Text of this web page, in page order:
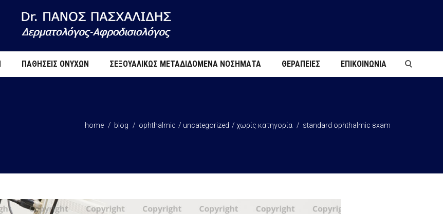
ΠΑΘΉΣΕΙΣ ΟΝΎΧΩΝ ΣΕΞΟΥΑΛΙΚΏΣ ΜΕΤΑΔΙΔΌΜΕΝΑ ΝΟΣΉΜΑΤΑ ΘΕΡΑΠΕΙΕΣ ΕΠΙΚΟΙΝΩΝΙΑ
home blog ophthalmic uncategorized χωρίς κατηγορία standard οphthalmic εxam